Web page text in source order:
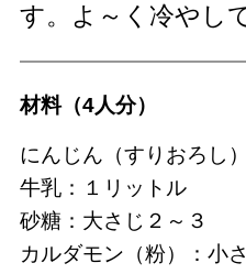
す。よ～く冷やし
材料（4人分）
にんじん（すりおろし
牛乳：１リットル
砂糖：大さじ２～３
カルダモン（粉）：小